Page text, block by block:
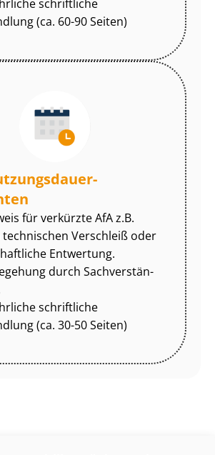
schriftliche
(ca. 60-90 Seiten)
für verkürzte AfA z.B.
Verschleiß oder
Entwertung.
durch Sach­ver­stän­
schriftliche
(ca. 30-50 Seiten)